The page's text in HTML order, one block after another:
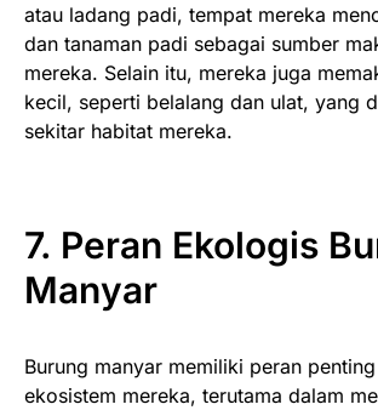
atau ladang padi, tempat mereka
dan tanaman padi sebagai sumber
mereka. Selain itu, mereka juga
kecil, seperti belalang dan ulat, yang
sekitar habitat mereka.
7. Peran Ekologis
Manyar
Burung manyar memiliki peran
ekosistem mereka, terutama dalam